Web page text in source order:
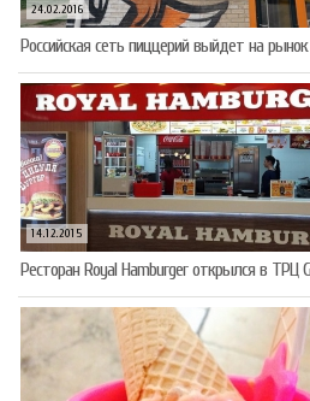
24.02.2016
Российская сеть пиццерий выйдет на
14.12.2015
Ресторан Royal Hamburger открылся в ТРЦ